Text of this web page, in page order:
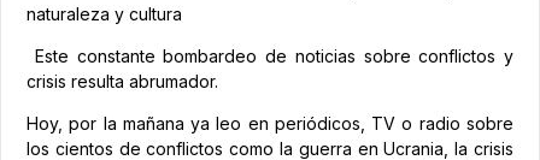
naturaleza y cultura
Este constante bombardeo de noticias sobre conflictos y
crisis resulta abrumador.
Hoy, por la mañana ya leo en periódicos, TV o radio sobre
los cientos de conflictos como la guerra en Ucrania, la crisis